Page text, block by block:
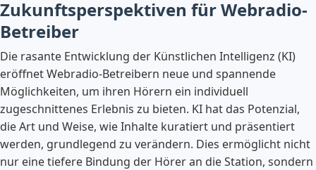
Zukunftsperspektiven für Webradio-
Betreiber
Die rasante Entwicklung der Künstlichen Intelligenz (KI)
eröffnet Webradio-Betreibern neue und spannende
Möglichkeiten, um ihren Hörern ein individuell
zugeschnittenes Erlebnis zu bieten. KI hat das Potenzial,
die Art und Weise, wie Inhalte kuratiert und präsentiert
werden, grundlegend zu verändern. Dies ermöglicht nicht
nur eine tiefere Bindung der Hörer an die Station, sondern